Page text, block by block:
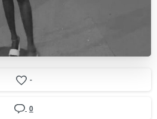
-
0